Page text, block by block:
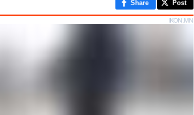
Share Post
IKON.MN